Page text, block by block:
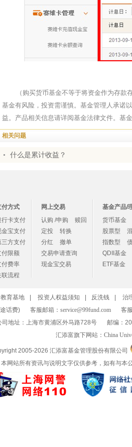
（购买货币基金不等于将资金作为存
基金有风险，投资需谨慎。基金管理人承诺
益。产品相关信息请详阅基金法律文件。基
相关问题
什么是累计收益？
付方式
行卡支付
金宝支付
三方支付
付限额
付费率
联流程
网上交易
认购 /申购
赎回
定投
转换
分红
撤单
交易申请查询
现金宝交易
基金产品/
货币基金
股票型
指数型
QDII基金
ETF基金
育基地 投资人权益须知 反洗钱
治
话费)
客服邮箱：service@99fund.com
客
司地址：上海市黄浦区外马路728号
邮编：
汇添富旗下网站：China
2005-2026 汇添富基金管理股份有限公司
本网站所有资讯与说明文字仅供参考，如有与本